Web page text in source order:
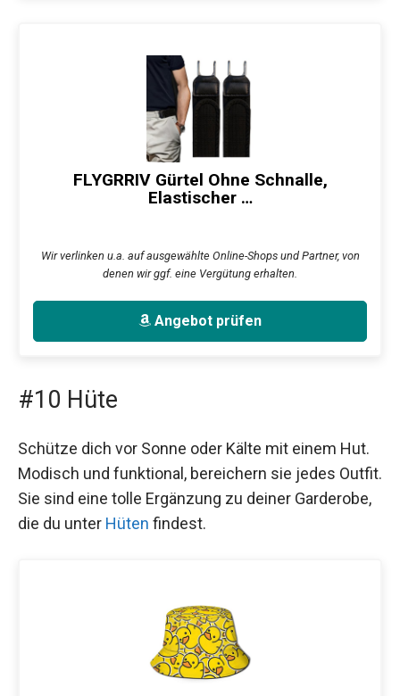
FLYGRRIV Gürtel Ohne Schnalle,
Elastischer …
Wir verlinken u.a. auf ausgewählte Online-Shops und Partner, von
denen wir ggf. eine Vergütung erhalten.
Angebot prüfen
#10 Hüte
Schütze dich vor Sonne oder Kälte mit einem Hut.
Modisch und funktional, bereichern sie jedes Outfit.
Sie sind eine tolle Ergänzung zu deiner Garderobe,
die du unter Hüten findest.